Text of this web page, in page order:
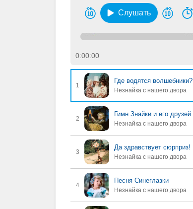
Слушать
0:00:00
1
Где водятся волшебники?
Незнайка с нашего двора
2
Гимн Знайки и его друзей
Незнайка с нашего двора
3
Да здравствует сюрприз!
Незнайка с нашего двора
4
Песня Синеглазки
Незнайка с нашего двора